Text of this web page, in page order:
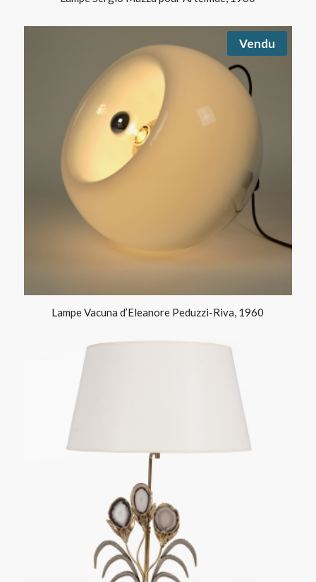
Vendu
Lampe Vacuna d’Eleanore Peduzzi-Riva, 1960